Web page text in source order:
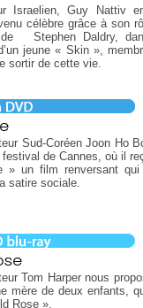
Israelien, Guy Nattiv
célèbre grâce à son
Stephen Daldry,
jeune « Skin »,
sortir de cette vie.
Sud-Coréen Joon Ho
festival de Cannes, où il
» un film renversant
satire sociale.
Tom Harper nous
mère de deux enfants,
Rose ».